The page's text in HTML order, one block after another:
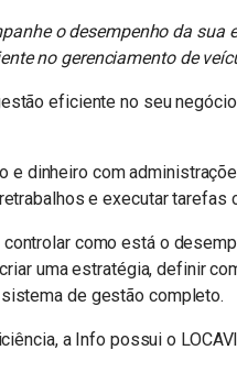
o desempenho da sua
no gerenciamento de
eficiente no seu
e dinheiro com
e executar tarefas
como está o
uma estratégia, definir
de gestão completo.
a Info possui o